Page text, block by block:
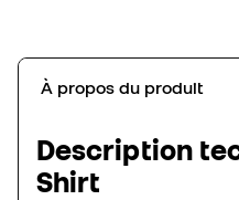
À propos du produit
Description
Shirt